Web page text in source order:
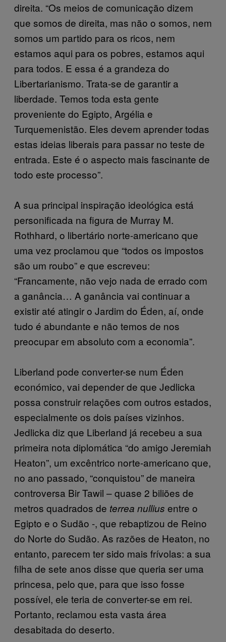
direita. “Os meios de comunicação dizem
que somos de direita, mas não o somos, nem
somos um partido para os ricos, nem
estamos aqui para os pobres, estamos aqui
para todos. E essa é a grandeza do
Libertarianismo. Trata-se de garantir a
liberdade. Temos toda esta gente
proveniente do Egipto, Argélia e
Turquemenistão. Eles devem aprender todas
estas ideias liberais para passar no teste de
entrada. Este é o aspecto mais fascinante de
todo este processo”.
A sua principal inspiração ideológica está
personificada na figura de Murray M.
Rothhard, o libertário norte-americano que
uma vez proclamou que “todos os impostos
são um roubo” e que escreveu:
“Francamente, não vejo nada de errado com
a ganância… A ganância vai continuar a
existir até atingir o Jardim do Éden, aí, onde
tudo é abundante e não temos de nos
preocupar em absoluto com a economia”.
Liberland pode converter-se num Éden
económico, vai depender de que Jedlicka
possa construir relações com outros estados,
especialmente os dois países vizinhos.
Jedlicka diz que Liberland já recebeu a sua
primeira nota diplomática “do amigo Jeremiah
Heaton”, um excêntrico norte-americano que,
no ano passado, “conquistou” de maneira
controversa Bir Tawil – quase 2 biliões de
metros quadrados de terrea nullius entre o
Egipto e o Sudão -, que rebaptizou de Reino
do Norte do Sudão. As razões de Heaton, no
entanto, parecem ter sido mais frívolas: a sua
filha de sete anos disse que queria ser uma
princesa, pelo que, para que isso fosse
possível, ele teria de converter-se em rei.
Portanto, reclamou esta vasta área
desabitada do deserto.